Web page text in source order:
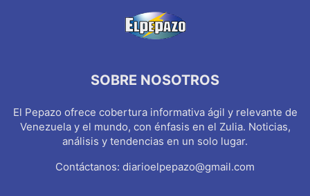
SOBRE NOSOTROS
El Pepazo ofrece cobertura informativa ágil y relevante de
Venezuela y el mundo, con énfasis en el Zulia. Noticias,
análisis y tendencias en un solo lugar.
Contáctanos: diarioelpepazo@gmail.com